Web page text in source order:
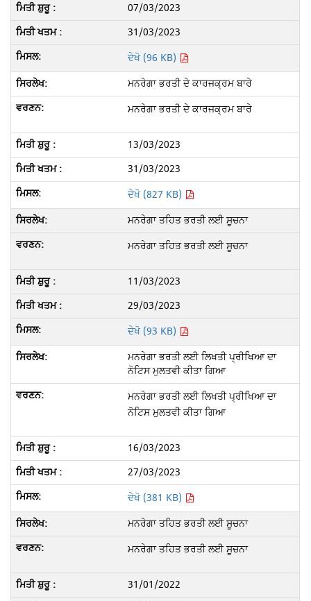
07/03/2023
31/03/2023
ਦੇਖੋ (96 KB)
ਮਨਰੇਗਾ ਭਰਤੀ ਦੇ ਕਾਰਜਕ੍ਰਮ ਬਾਰੇ
ਮਨਰੇਗਾ ਭਰਤੀ ਦੇ ਕਾਰਜਕ੍ਰਮ ਬਾਰੇ
13/03/2023
31/03/2023
ਦੇਖੋ (827 KB)
ਮਨਰੇਗਾ ਤਹਿਤ ਭਰਤੀ ਲਈ ਸੂਚਨਾ
ਮਨਰੇਗਾ ਤਹਿਤ ਭਰਤੀ ਲਈ ਸੂਚਨਾ
11/03/2023
29/03/2023
ਦੇਖੋ (93 KB)
ਮਨਰੇਗਾ ਭਰਤੀ ਲਈ ਲਿਖਤੀ ਪ੍ਰੀਖਿਆ ਦਾ
ਨੋਟਿਸ ਮੁਲਤਵੀ ਕੀਤਾ ਗਿਆ
ਮਨਰੇਗਾ ਭਰਤੀ ਲਈ ਲਿਖਤੀ ਪ੍ਰੀਖਿਆ ਦਾ
ਨੋਟਿਸ ਮੁਲਤਵੀ ਕੀਤਾ ਗਿਆ
16/03/2023
27/03/2023
ਦੇਖੋ (381 KB)
ਮਨਰੇਗਾ ਤਹਿਤ ਭਰਤੀ ਲਈ ਸੂਚਨਾ
ਮਨਰੇਗਾ ਤਹਿਤ ਭਰਤੀ ਲਈ ਸੂਚਨਾ
31/01/2022